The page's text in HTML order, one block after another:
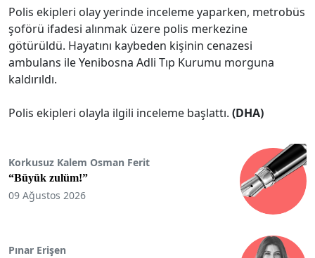
Polis ekipleri olay yerinde inceleme yaparken, metrobüs
şoförü ifadesi alınmak üzere polis merkezine
götürüldü. Hayatını kaybeden kişinin cenazesi
ambulans ile Yenibosna Adli Tıp Kurumu morguna
kaldırıldı.
Polis ekipleri olayla ilgili inceleme başlattı. (DHA)
Korkusuz Kalem Osman Ferit
“Büyük zulüm!”
09 Ağustos 2026
Pınar Erişen